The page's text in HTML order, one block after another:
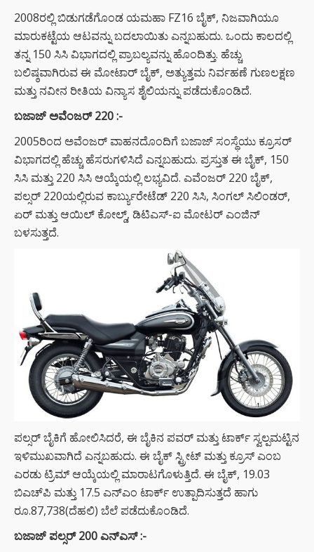
2008ರಲ್ಲಿ ಬಿಡುಗಡೆಗೊಂಡ ಯಮಹಾ FZ16 ಬೈಕ್, ನಿಜವಾಗಿಯೂ
ಮಾರುಕಟ್ಟೆಯ ಆಟವನ್ನು ಬದಲಾಯಿತು ಎನ್ನಬಹುದು. ಒಂದು ಕಾಲದಲ್ಲಿ
ತನ್ನ 150 ಸಿಸಿ ವಿಭಾಗದಲ್ಲಿ ಪ್ರಾಬಲ್ಯವನ್ನು ಹೊಂದಿತ್ತು. ಹೆಚ್ಚು
ಬಲಿಷ್ಠವಾಗಿರುವ ಈ ಮೋಟಾರ್ ಬೈಕ್, ಅತ್ಯುತ್ತಮ ನಿರ್ವಹಣೆ ಗುಣಲಕ್ಷಣ
ಮತ್ತು ನವೀನ ರೀತಿಯ ವಿನ್ಯಾಸ ಶೈಲಿಯನ್ನು ಪಡೆದುಕೊಂಡಿದೆ.
ಬಜಾಜ್ ಅವೆಂಜರ್220 :-
2005ರಿಂದ ಅವೆಂಜರ್ ವಾಹನದೊಂದಿಗೆ ಬಜಾಜ್ ಸಂಸ್ಥೆಯು ಕ್ರೂಸರ್
ವಿಭಾಗದಲ್ಲಿ ಹೆಚ್ಚು ಹೆಸರುಗಳಿಸಿದೆ ಎನ್ನಬಹುದು. ಪ್ರಸ್ತುತ ಈ ಬೈಕ್, 150
ಸಿಸಿ ಮತ್ತು 220 ಸಿಸಿ ಆಯ್ಕೆಯಲ್ಲಿ ಲಭ್ಯವಿದೆ. ಎವೆಂಜರ್ 220 ಬೈಕ್,
ಪಲ್ಸರ್ 220ಯಲ್ಲಿರುವ ಕಾರ್ಬ್ಯುರೇಟೆಡ್ 220 ಸಿಸಿ, ಸಿಂಗಲ್ ಸಿಲಿಂಡರ್,
ಏರ್ ಮತ್ತು ಆಯಿಲ್ ಕೋಲ್ಡ್, ಡಿಟಿಎಸ್-ಐ ಮೋಟರ್ ಎಂಜಿನ್
ಬಳಸುತ್ತದೆ.
ಪಲ್ಸರ್ ಬೈಕಿಗೆ ಹೋಲಿಸಿದರೆ, ಈ ಬೈಕಿನ ಪವರ್ ಮತ್ತು ಟಾರ್ಕ್ ಸ್ವಲ್ಪಮಟ್ಟಿನ
ಇಳಿಮುಖವಾಗಿದೆ ಎನ್ನಬಹುದು. ಈ ಬೈಕ್ ಸ್ಟ್ರೀಟ್ ಮತ್ತು ಕ್ರೂಸ್ ಎಂಬ
ಎರಡು ಟ್ರಿಮ್ ಆಯ್ಕೆಯಲ್ಲಿ ಮಾರಾಟಗೊಳುತ್ತಿದೆ. ಈ ಬೈಕ್, 19.03
ಬಿಎಚ್‌ಪಿ ಮತ್ತು 17.5 ಎನ್‌ಎಂ ಟಾರ್ಕ್ ಉತ್ಪಾದಿಸುತ್ತದೆ ಹಾಗು
ರೂ.87,738(ದೆಹಲಿ) ಬೆಲೆ ಪಡೆದುಕೊಂಡಿದೆ.
ಬಜಾಜ್ ಪಲ್ಸರ್200ಎನ್ಎಸ್ :-